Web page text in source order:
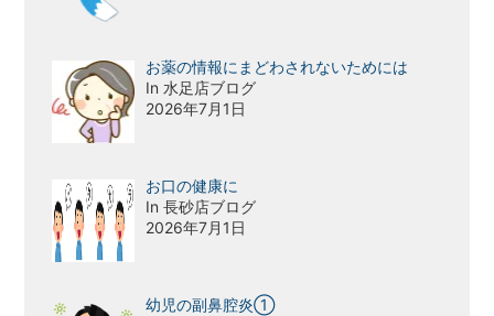
お薬の情報にまどわされないためには
In 水足店ブログ
2026年7月1日
お口の健康に
In 長砂店ブログ
2026年7月1日
幼児の副鼻腔炎①